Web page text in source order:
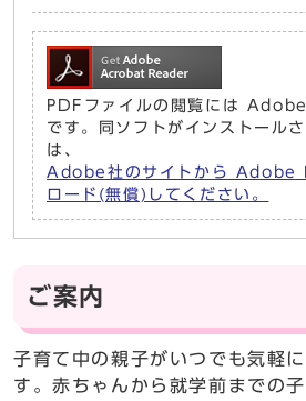
PDFファイルの閲覧には
です。同ソフトがインストール
は、
Adobe社のサイトから Adobe
ロード(無償)してください。
ご案内
子育て中の親子がいつでも気軽
す。赤ちゃんから就学前までの